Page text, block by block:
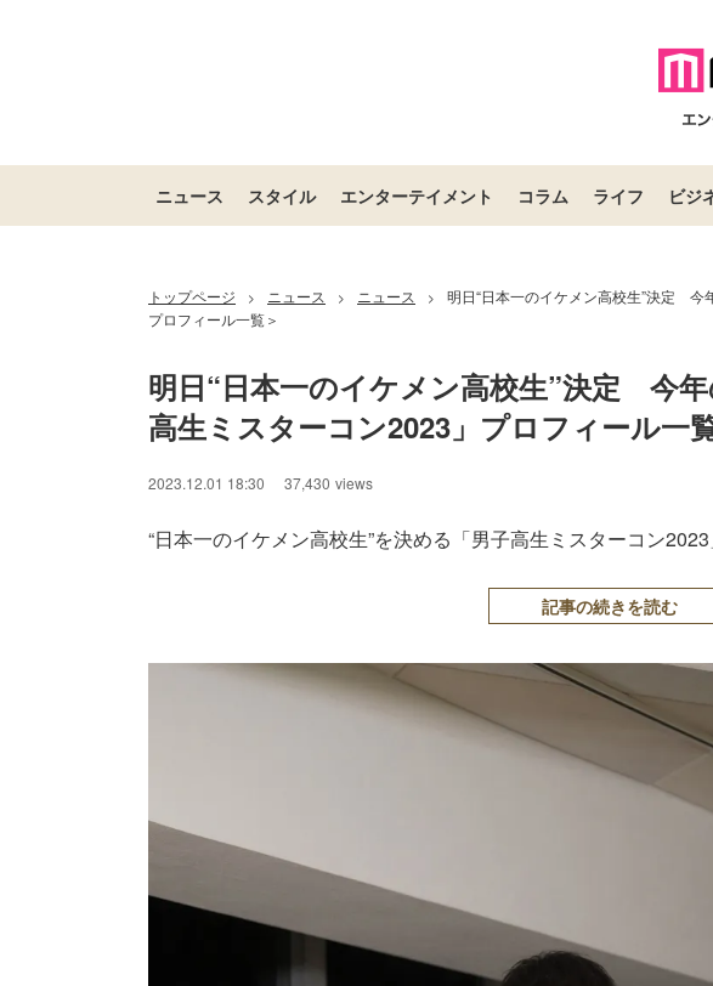
ニュース スタイル エンターテイメント コラム ライフ ビジ
トップページ > ニュース > ニュース >
明日“日本一のイケメン高校生”決定 今
プロフィール一覧＞
明日“日本一のイケメン高校生”決定　今
高生ミスターコン2023」プロフィール一
2023.12.01 18:30 37,430 views
“日本一のイケメン高校生”を決める「男子高生ミスターコン
記事の続きを読む